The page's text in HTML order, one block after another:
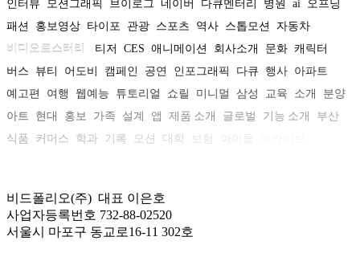
인터뷰
모션그래픽 브이로그 네이버 다큐멘터리 병원 ai 오프닝
패션
홍보영상 타이포 관광 스포츠 역사 스톱모션
자동차
비디오로스터리
티저 CES 애니메이션 회사소개 문화 캐릭터
버스
뷰티 어도비 캠페인 공연 인포그래픽 다큐 행사 아파트
예고편
여행 웹예능 튜토리얼 쇼릴 미니멀 삼성 교육 소개
분양
아트
현대 홍보 가족 설계 앱 제품 소개 글로벌 기능 소개
부산
식품
커머스 학과 기록 모션 대학 보험
비드폴리오(주) 대표 이은호
사업자등록번호 732-88-02520
서울시 마포구 동교로16-11 302호